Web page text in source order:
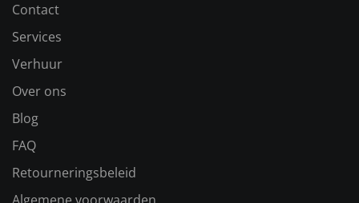
Contact
Services
Verhuur
Over ons
Blog
FAQ
Retourneringsbeleid